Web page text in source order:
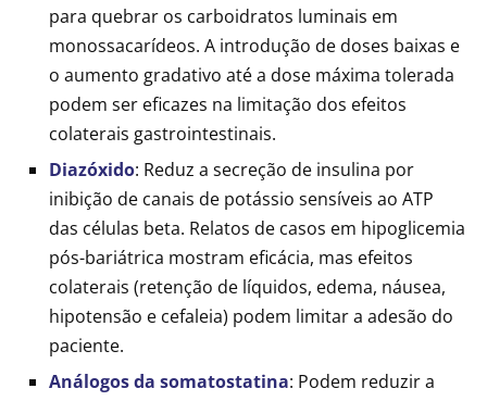
para quebrar os carboidratos luminais em
monossacarídeos. A introdução de doses baixas e
o aumento gradativo até a dose máxima tolerada
podem ser eficazes na limitação dos efeitos
colaterais gastrointestinais.
Diazóxido: Reduz a secreção de insulina por
inibição de canais de potássio sensíveis ao ATP
das células beta. Relatos de casos em hipoglicemia
pós-bariátrica mostram eficácia, mas efeitos
colaterais (retenção de líquidos, edema, náusea,
hipotensão e cefaleia) podem limitar a adesão do
paciente.
Análogos da somatostatina: Podem reduzir a